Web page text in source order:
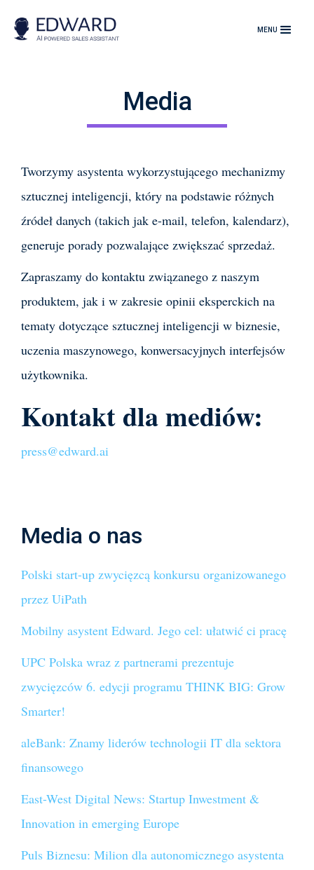
MENU
Media
Tworzymy asystenta wykorzystującego mechanizmy
sztucznej inteligencji, który na podstawie różnych
źródeł danych (takich jak e-mail, telefon, kalendarz),
generuje porady pozwalające zwiększać sprzedaż.
Zapraszamy do kontaktu związanego z naszym
produktem, jak i w zakresie opinii eksperckich na
tematy dotyczące sztucznej inteligencji w biznesie,
uczenia maszynowego, konwersacyjnych interfejsów
użytkownika.
Kontakt dla mediów:
press@edward.ai
Media o nas
Polski start-up zwycięzcą konkursu organizowanego
przez UiPath
Mobilny asystent Edward. Jego cel: ułatwić ci pracę
UPC Polska wraz z partnerami prezentuje
zwycięzców 6. edycji programu THINK BIG: Grow
Smarter!
aleBank: Znamy liderów technologii IT dla sektora
finansowego
East-West Digital News: Startup Inwestment &
Innovation in emerging Europe
Puls Biznesu: Milion dla autonomicznego asystenta